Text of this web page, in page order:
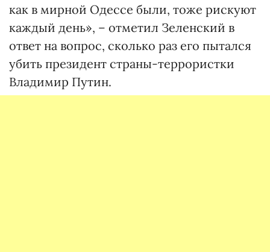
как в мирной Одессе были, тоже рискуют
каждый день», – отметил Зеленский в
ответ на вопрос, сколько раз его пытался
убить президент страны-террористки
Владимир Путин.